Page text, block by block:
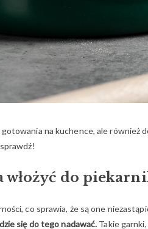
na kuchence, ale również
do
co sprawia, że są one
się do tego nadawać. Takie